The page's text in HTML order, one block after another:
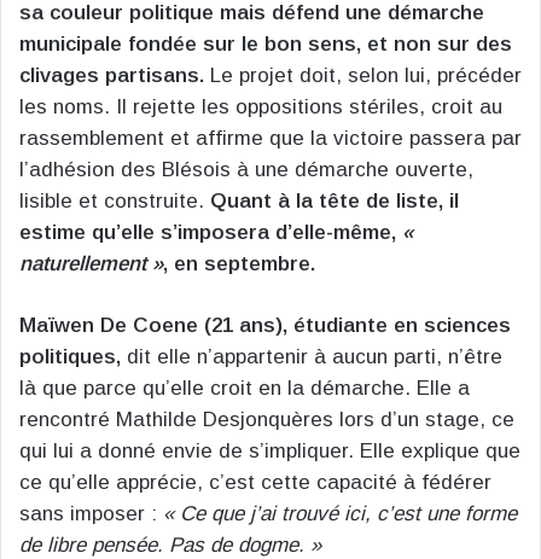
sa couleur politique mais défend une démarche
municipale fondée sur le bon sens, et non sur des
clivages partisans. Le projet doit, selon lui, précéder
les noms. Il rejette les oppositions stériles, croit au
rassemblement et affirme que la victoire passera par
l’adhésion des Blésois à une démarche ouverte,
lisible et construite. Quant à la tête de liste, il
estime qu’elle s’imposera d’elle-même, «
naturellement », en septembre.
Maïwen De Coene (21 ans), étudiante en sciences
politiques, dit elle n’appartenir à aucun parti, n’être
là que parce qu’elle croit en la démarche. Elle a
rencontré Mathilde Desjonquères lors d’un stage, ce
qui lui a donné envie de s’impliquer. Elle explique que
ce qu’elle apprécie, c’est cette capacité à fédérer
sans imposer : « Ce que j’ai trouvé ici, c’est une forme
de libre pensée. Pas de dogme. »